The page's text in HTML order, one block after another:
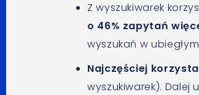
Z wyszukiwarek
o 46% zapytań
wyszukań w
Najczęściej
wyszukiwarek). Dalej